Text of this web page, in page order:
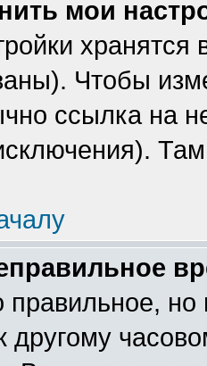
мои
Чтобы
ссылка на
другому